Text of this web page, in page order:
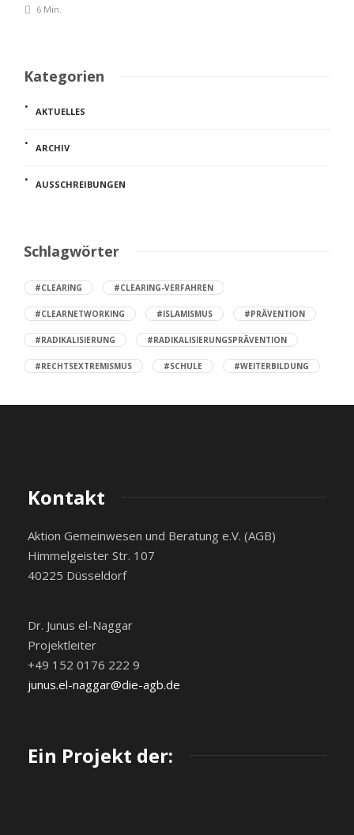
6 Min.
Kategorien
AKTUELLES
ARCHIV
AUSSCHREIBUNGEN
Schlagwörter
#CLEARING #CLEARING-VERFAHREN
#CLEARNETWORKING #ISLAMISMUS #PRÄVENTION
#RADIKALISIERUNG #RADIKALISIERUNGSPRÄVENTION
#RECHTSEXTREMISMUS #SCHULE #WEITERBILDUNG
Kontakt
Aktion Gemeinwesen und Beratung e.V. (AGB)
Himmelgeister Str. 107
40225 Düsseldorf
Dr. Junus el-Naggar
Projektleiter
+49 152 0176 222 9
junus.el-naggar@die-agb.de
Ein Projekt der: